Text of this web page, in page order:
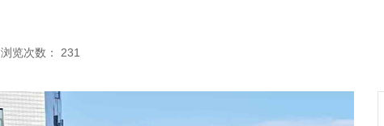
浏览次数： 231